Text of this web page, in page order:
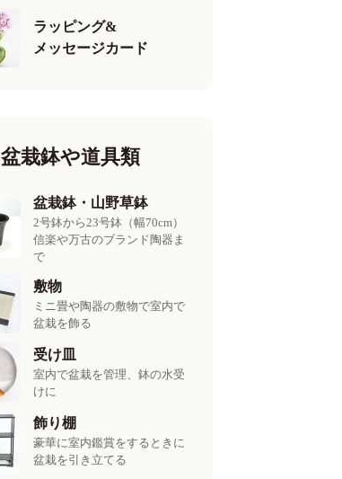
ラッピング&
メッセージカード
盆栽鉢や道具類
盆栽鉢・山野草鉢
2号鉢から23号鉢（幅70cm）
信楽や万古のブランド陶器ま
で
敷物
ミニ畳や陶器の敷物で室内で
盆栽を飾る
受け皿
室内で盆栽を管理、鉢の水受
けに
飾り棚
豪華に室内鑑賞をするときに
盆栽を引き立てる